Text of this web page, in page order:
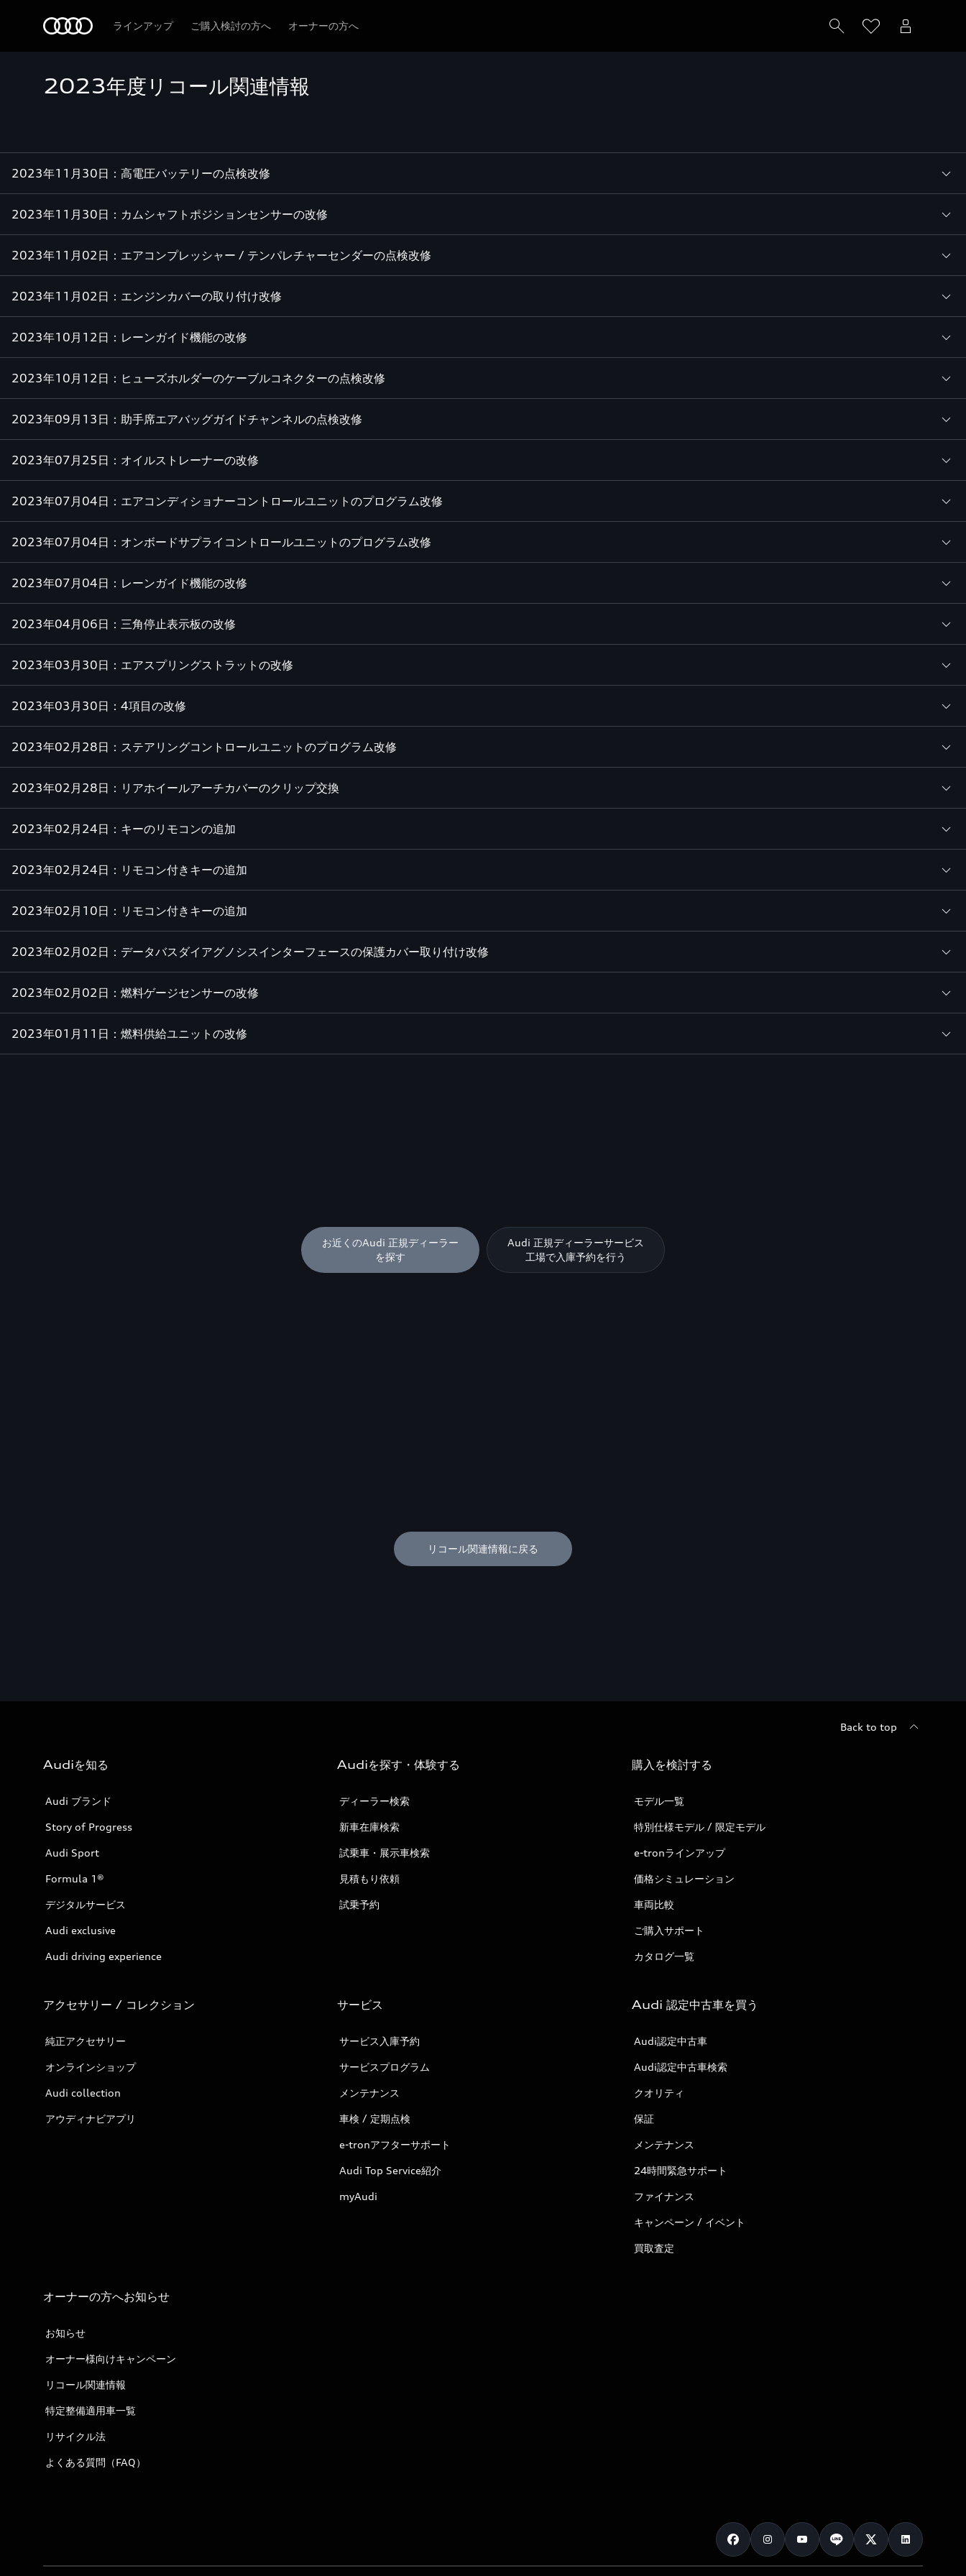
ラインアップ ご購入検討の方へ オーナーの方へ
2023年度リコール関連情報
2023年11月30日：高電圧バッテリーの点検改修
2023年11月30日：カムシャフトポジションセンサーの改修
2023年11月02日：エアコンプレッシャー / テンパレチャーセンダーの点検改修
2023年11月02日：エンジンカバーの取り付け改修
2023年10月12日：レーンガイド機能の改修
2023年10月12日：ヒューズホルダーのケーブルコネクターの点検改修
2023年09月13日：助手席エアバッグガイドチャンネルの点検改修
2023年07月25日：オイルストレーナーの改修
2023年07月04日：エアコンディショナーコントロールユニットのプログラム改修
2023年07月04日：オンボードサプライコントロールユニットのプログラム改修
2023年07月04日：レーンガイド機能の改修
2023年04月06日：三角停止表示板の改修
2023年03月30日：エアスプリングストラットの改修
2023年03月30日：4項目の改修
2023年02月28日：ステアリングコントロールユニットのプログラム改修
2023年02月28日：リアホイールアーチカバーのクリップ交換
2023年02月24日：キーのリモコンの追加
2023年02月24日：リモコン付きキーの追加
2023年02月10日：リモコン付きキーの追加
2023年02月02日：データバスダイアグノシスインターフェースの保護カバー取り付け改修
2023年02月02日：燃料ゲージセンサーの改修
2023年01月11日：燃料供給ユニットの改修
お近くのAudi 正規ディーラー
を探す
Audi 正規ディーラーサービス
工場で入庫予約を行う
リコール関連情報に戻る
Back to top
Audiを知る
Audi ブランド
Story of Progress
Audi Sport
Formula 1®
デジタルサービス
Audi exclusive
Audi driving experience
Audiを探す・体験する
ディーラー検索
新車在庫検索
試乗車・展示車検索
見積もり依頼
試乗予約
購入を検討する
モデル一覧
特別仕様モデル / 限定モデル
e-tronラインアップ
価格シミュレーション
車両比較
ご購入サポート
カタログ一覧
アクセサリー / コレクション
純正アクセサリー
オンラインショップ
Audi collection
アウディナビアプリ
サービス
サービス入庫予約
サービスプログラム
メンテナンス
車検 / 定期点検
e-tronアフターサポート
Audi Top Service紹介
myAudi
Audi 認定中古車を買う
Audi認定中古車
Audi認定中古車検索
クオリティ
保証
メンテナンス
24時間緊急サポート
ファイナンス
キャンペーン / イベント
買取査定
オーナーの方へお知らせ
お知らせ
オーナー様向けキャンペーン
リコール関連情報
特定整備適用車一覧
リサイクル法
よくある質問（FAQ）